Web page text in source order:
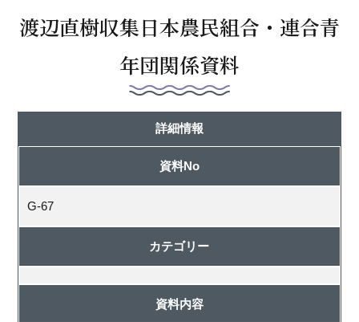
渡辺直樹収集日本農民組合・連合青
年団関係資料
詳細情報
資料No
G-67
カテゴリー
資料内容